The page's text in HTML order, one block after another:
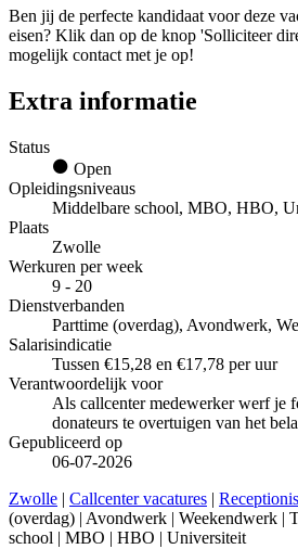
Ben jij de perfecte kandidaat voor deze
eisen? Klik dan op de knop 'Solliciteer
mogelijk contact met je op!
Extra informatie
Status
Open
Opleidingsniveaus
Middelbare school, MBO, HBO,
Plaats
Zwolle
Werkuren per week
9 - 20
Dienstverbanden
Parttime (overdag), Avondwerk,
Salarisindicatie
Tussen €15,28 en €17,78 per uur
Verantwoordelijk voor
Als callcenter medewerker werf je
donateurs te overtuigen van het
Gepubliceerd op
06-07-2026
Zwolle | Callcenter vacatures |
(overdag) | Avondwerk | Weekendwerk |
school | MBO | HBO | Universiteit